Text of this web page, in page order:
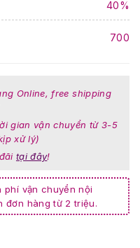
40%
700
Online, free shipping
gian vận chuyển từ 3-5
xử lý)
tại đây!
phí vận chuyển nội
đơn hàng từ 2 triệu.